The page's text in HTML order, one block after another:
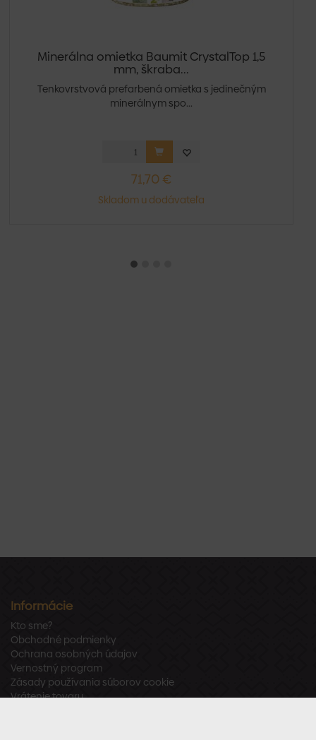
Minerálna omietka Baumit CrystalTop 1,5
mm, škraba...
Tenkovrstvová prefarbená omietka s jedinečným
minerálnym spo...
71,70 €
Skladom u dodávateľa
Informácie
Kto sme?
Obchodné podmienky
Ochrana osobných údajov
Vernostný program
Zásady používania súborov cookie
Vrátenie tovaru